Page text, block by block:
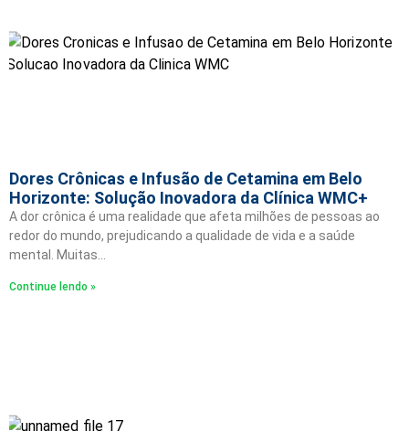
Dores Crônicas e Infusão de Cetamina em Belo
Horizonte: Solução Inovadora da Clínica WMC+
A dor crônica é uma realidade que afeta milhões de pessoas ao
redor do mundo, prejudicando a qualidade de vida e a saúde
mental. Muitas…
Continue lendo »